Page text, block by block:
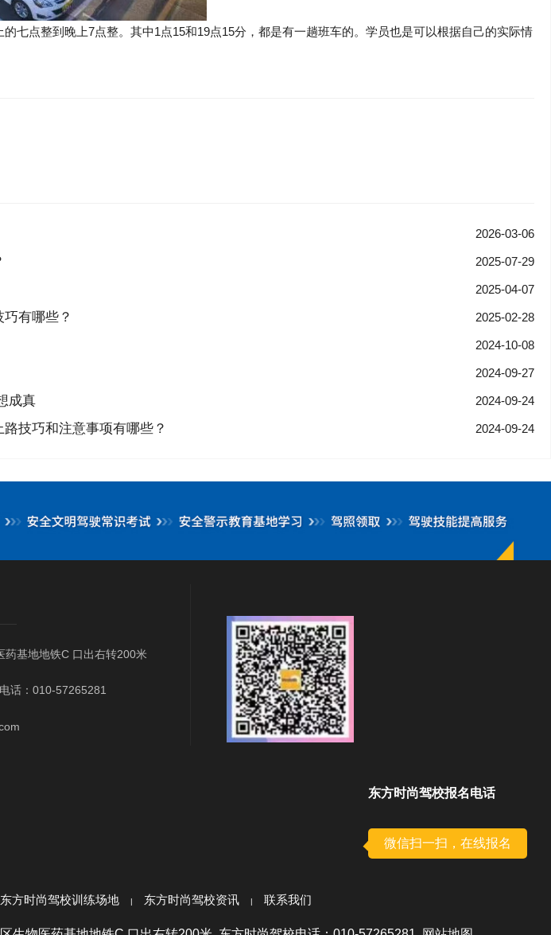
七点整到晚上7点整。其中1点15和19点15分，都是有一趟班车的。学员也是可以根据自己的实际情
2026-03-06
2025-07-29
2025-04-07
有哪些？ 2025-02-28
2024-10-08
2024-09-27
成真 2024-09-24
技巧和注意事项有哪些？ 2024-09-24
药基地地铁C 口出右转200米
话：010-57265281
东方时尚驾校报名电话
微信扫一扫，在线报名
东方时尚驾校训练场地 东方时尚驾校资讯 联系我们